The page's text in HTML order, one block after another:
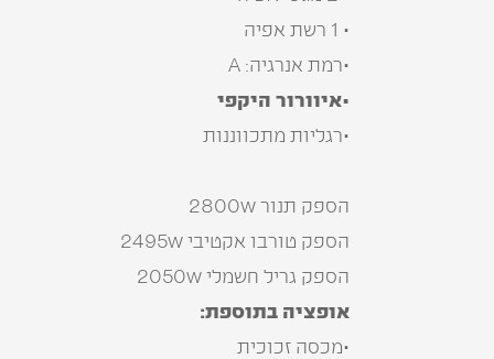
• 1 רשת אפיה
•רמת אנרגיה: A
•איוורור היקפי
•רגליות מתכווננות
הספק תנור 2800w
הספק טורבו אקטיבי 2495w
הספק גריל חשמלי 2050w
אופציה בתוספת:
•מכסה זכוכית